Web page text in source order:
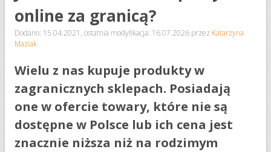
online za granicą?
Dodano: 15.04.2021 , ostatnia modyfikacja: 16.07.2026 przez Katarzyna
Maziak
Wielu z nas kupuje produkty w
zagranicznych sklepach. Posiadają
one w ofercie towary, które nie są
dostępne w Polsce lub ich cena jest
znacznie niższa niż na rodzimym